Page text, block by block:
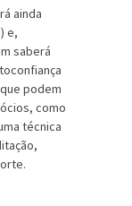
ainda
e,
saberá
podem
como
técnica